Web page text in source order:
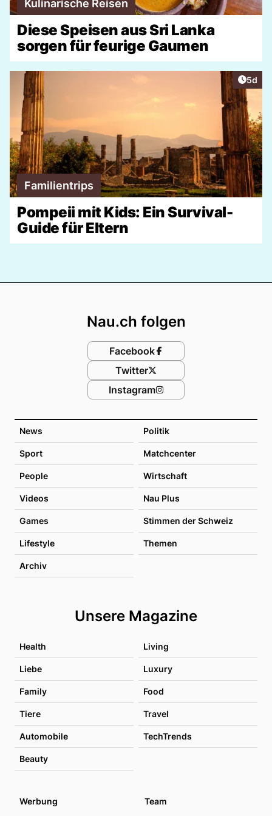
Kulinarische Reisen
Diese Speisen aus Sri Lanka
sorgen für feurige Gaumen
5d
Familientrips
Pompeii mit Kids: Ein Survival-
Guide für Eltern
News Politik
Sport Matchcenter
People Wirtschaft
Videos Nau Plus
Games Stimmen der Schweiz
Lifestyle Themen
Archiv
Unsere Magazine
Health Living
Liebe Luxury
Family Food
Tiere Travel
Automobile TechTrends
Beauty
Nau.ch folgen
Facebook
Twitter
Instagram
Werbung
Team